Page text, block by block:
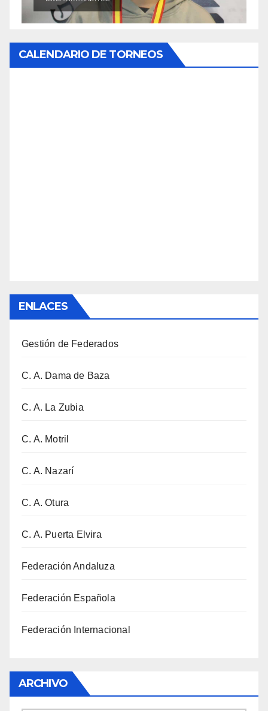
CALENDARIO DE TORNEOS
ENLACES
Gestión de Federados
C. A. Dama de Baza
C. A. La Zubia
C. A. Motril
C. A. Nazarí
C. A. Otura
C. A. Puerta Elvira
Federación Andaluza
Federación Española
Federación Internacional
ARCHIVO